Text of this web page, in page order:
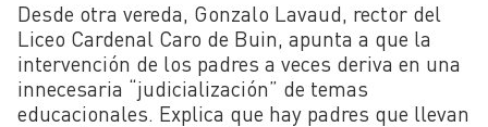
Desde otra vereda, Gonzalo Lavaud, rector del
Liceo Cardenal Caro de Buin, apunta a que la
intervención de los padres a veces deriva en una
innecesaria “judicialización” de temas
educacionales. Explica que hay padres que llevan